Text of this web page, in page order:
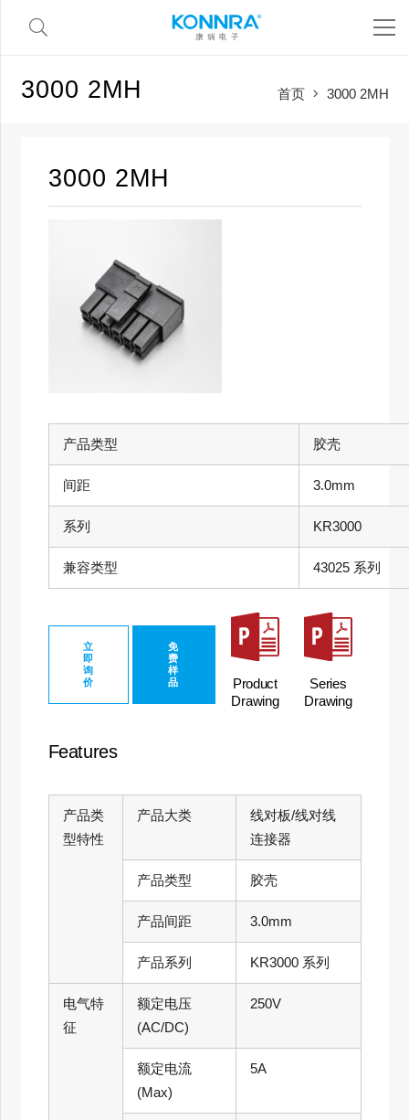
3000 2MH 首页 3000 2MH
3000 2MH
产品类型 胶壳
间距 3.0mm
系列 KR3000
兼容类型 43025 系列
立
即
询
价
免
费
样
品
Product
Drawing
Series
Drawing
Features
产品类
型特性
产品大类
线对板/线对线
连接器
产品类型 胶壳
产品间距 3.0mm
产品系列 KR3000 系列
电气特
征
额定电压
(AC/DC)
250V
额定电流
(Max)
5A